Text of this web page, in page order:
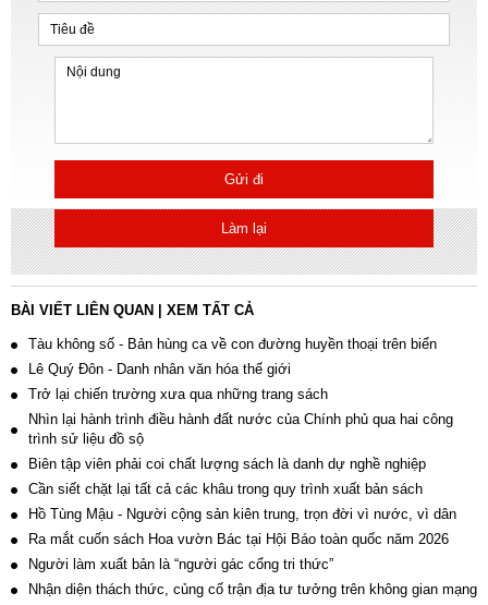
Gửi đi
Làm lại
BÀI VIẾT LIÊN QUAN XEM TẤT CẢ
Tàu không số - Bản hùng ca về con đường huyền thoại trên biển
Lê Quý Đôn - Danh nhân văn hóa thế giới
Trở lại chiến trường xưa qua những trang sách
Nhìn lại hành trình điều hành đất nước của Chính phủ qua hai công
trình sử liệu đồ sộ
Biên tập viên phải coi chất lượng sách là danh dự nghề nghiệp
Cần siết chặt lại tất cả các khâu trong quy trình xuất bản sách
Hồ Tùng Mậu - Người cộng sản kiên trung, trọn đời vì nước, vì dân
Ra mắt cuốn sách Hoa vườn Bác tại Hội Báo toàn quốc năm 2026
Người làm xuất bản là “người gác cổng tri thức”
Nhận diện thách thức, củng cố trận địa tư tưởng trên không gian mạng